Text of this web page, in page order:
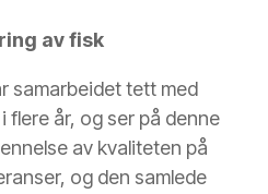
av fisk
samarbeidet tett med
flere år, og ser på denne
av kvaliteten på
og den samlede